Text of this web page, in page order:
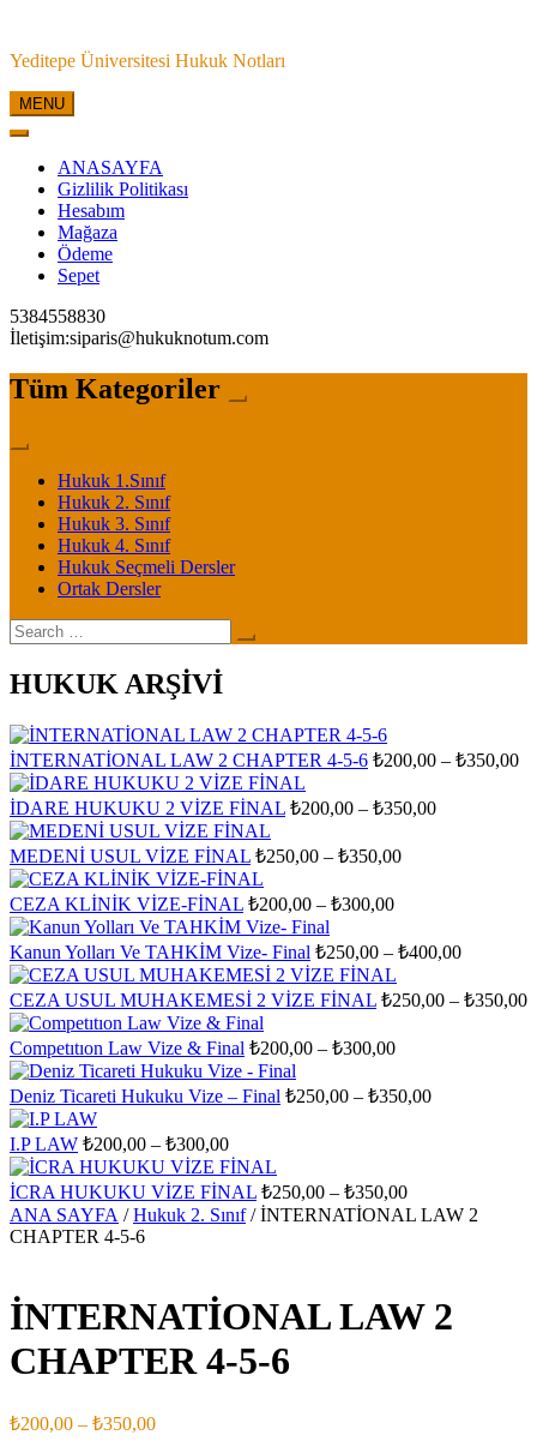
content
Yeditepe Üniversitesi Hukuk Notları
MENU
ANASAYFA
Gizlilik Politikası
Hesabım
Mağaza
Ödeme
Sepet
5384558830
İletişim:siparis@hukuknotum.com
Tüm Kategoriler
Hukuk 1.Sınıf
Hukuk 2. Sınıf
Hukuk 3. Sınıf
Hukuk 4. Sınıf
Hukuk Seçmeli Dersler
Ortak Dersler
Search
for:
HUKUK ARŞİVİ
İNTERNATİONAL LAW 2 CHAPTER 4-5-6 ₺200,00 – ₺350,00
İDARE HUKUKU 2 VİZE FİNAL ₺200,00 – ₺350,00Fiyat
MEDENİ USUL VİZE FİNAL ₺250,00 – ₺350,00Fiyat
₺350,00
CEZA KLİNİK VİZE-FİNAL ₺200,00 – ₺300,00Fiyat
₺200,00
₺300,00
Kanun Yolları Ve TAHKİM Vize- Final ₺250,00 – ₺400,00Fiyat
₺250,00
CEZA USUL MUHAKEMESİ 2 VİZE FİNAL ₺250,00 – ₺350,00
Competıtıon Law Vize & Final ₺200,00 – ₺300,00Fiyat
₺200,00
Deniz Ticareti Hukuku Vize – Final ₺250,00 – ₺350,00Fiyat
I.P LAW ₺200,00 – ₺300,00Fiyat
aralığı:
₺200,00
-
İCRA HUKUKU VİZE FİNAL ₺250,00 – ₺350,00Fiyat
aralığı:
ANA SAYFA /Hukuk 2. Sınıf/ İNTERNATİONAL LAW 2
CHAPTER 4-5-6
İNTERNATİONAL LAW 2
CHAPTER 4-5-6
₺200,00 – ₺350,00Fiyat